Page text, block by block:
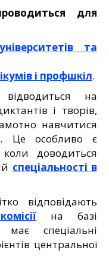
для
та
і профшкіл.
на
і творів,
навчитися
Це особливо є
доводиться
спеціальності в
відповідають
на базі
спеціальні
центральної